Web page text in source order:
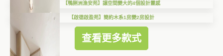
【鴨脷洲漁安苑】讓空間變大的4個設計靈感
【啟德啟盈苑】簡約木系1房變2房設計
查看更多款式